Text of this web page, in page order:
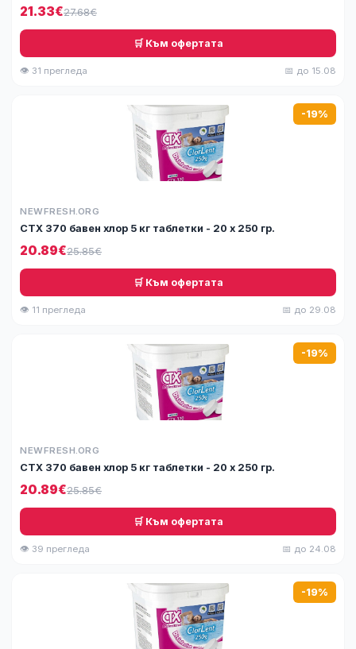
21.33€27.68€
🛒 Към офертата
👁 31 прегледа 📅 до 15.08
-19%
NEWFRESH.ORG
СТХ 370 бавен хлор 5 кг таблетки - 20 х 250 гр.
20.89€25.85€
🛒 Към офертата
👁 11 прегледа 📅 до 29.08
-19%
NEWFRESH.ORG
СТХ 370 бавен хлор 5 кг таблетки - 20 х 250 гр.
20.89€25.85€
🛒 Към офертата
👁 39 прегледа 📅 до 24.08
-19%